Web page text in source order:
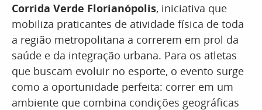
Corrida Verde Florianópolis, iniciativa que
mobiliza praticantes de atividade física de toda
a região metropolitana a correrem em prol da
saúde e da integração urbana. Para os atletas
que buscam evoluir no esporte, o evento surge
como a oportunidade perfeita: correr em um
ambiente que combina condições geográficas